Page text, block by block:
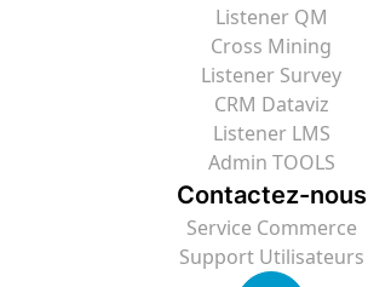
Listener QM
Cross Mining
Listener Survey
CRM Dataviz
Listener LMS
Admin TOOLS
Contactez-nous
Service Commerce
Support Utilisateurs